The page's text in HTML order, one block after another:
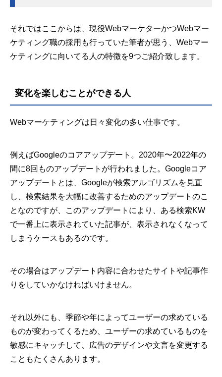
それではここからは、現役WebマーケターかつWebマー
ケティング職の採用も行っていた筆者が思う、Webマー
ケティングに向いてる人の特徴を9つご紹介致します。
変化を楽しむことができる人
Webマーケティングは日々変化の多い仕事です。
例えばGoogleのコアアップデート。2020年〜2022年の
間に8回ものアップデートが行われました。Googleコア
アップデートとは、Googleが検索アルゴリズムを見直
し、検索結果を大幅に改善するためのアップデートのこ
となのですが、このアップデートにより、ある検索KW
で一番上に表示されていた記事が、表示されなくなって
しまうケースもあるのです。
その場合はアップデート内容に合わせたサイトや記事作
りをしていかなければいけません。
それ以外にも、季節や年によってユーザーの求めている
ものが変わってくるため、ユーザーの求めているものを
敏感にキャッチして、広告のデザインや文言を変更する
こともたくさんあります。